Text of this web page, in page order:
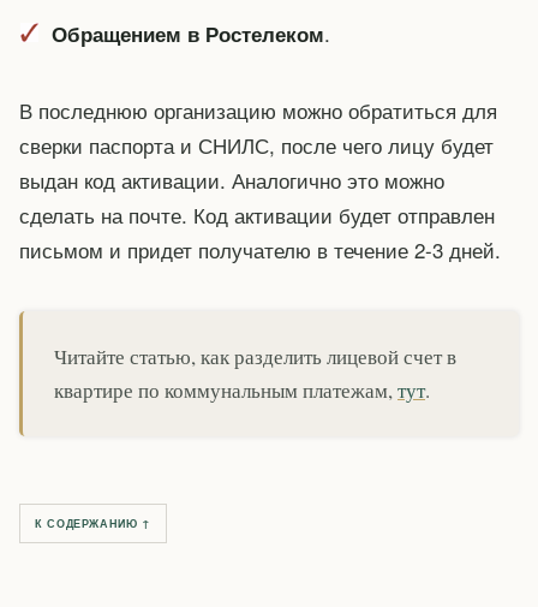
Обращением в Ростелеком.
В последнюю организацию можно обратиться для
сверки паспорта и СНИЛС, после чего лицу будет
выдан код активации. Аналогично это можно
сделать на почте. Код активации будет отправлен
письмом и придет получателю в течение 2-3 дней.
Читайте статью, как разделить лицевой счет в
квартире по коммунальным платежам,тут.
К СОДЕРЖАНИЮ ↑